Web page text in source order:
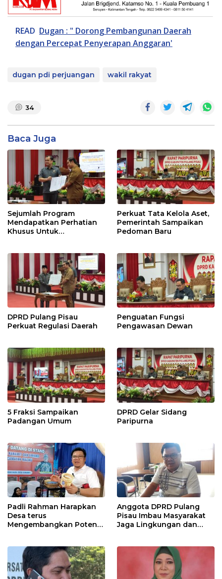
READ Dugan : " Dorong Pembangunan Daerah
dengan Percepat Penyerapan Anggaran'
dugan pdi perjuangan wakil rakyat
34
Baca Juga
Sejumlah Program
Mendapatkan Perhatian
Khusus Untuk
Perkuat Tata Kelola Aset,
Pemerintah Sampaikan
Pedoman Baru
DPRD Pulang Pisau
Perkuat Regulasi Daerah
Penguatan Fungsi
Pengawasan Dewan
5 Fraksi Sampaikan
Padangan Umum
DPRD Gelar Sidang
Paripurna
Padli Rahman Harapkan
Desa terus
Mengembangkan Potensi
Anggota DPRD Pulang
Pisau Imbau Masyarakat
Jaga Lingkungan dan